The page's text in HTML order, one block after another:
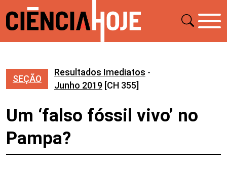
SEÇÃO
Resultados Imediatos -
Junho 2019 [CH 355]
Um ‘falso fóssil vivo’ no
Pampa?